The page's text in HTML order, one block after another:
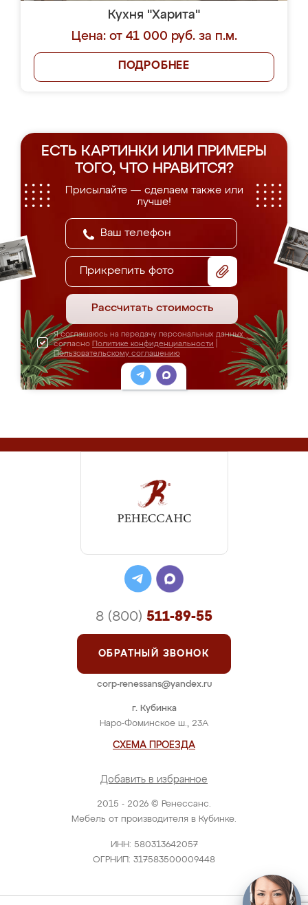
Кухня "Харита"
Цена: от 41 000 руб. за п.м.
ПОДРОБНЕЕ
ЕСТЬ КАРТИНКИ ИЛИ ПРИМЕРЫ
ТОГО, ЧТО НРАВИТСЯ?
Присылайте — сделаем также или
лучше!
Прикрепить фото
Рассчитать стоимость
Я соглашаюсь на передачу персональных данных
согласно Политике конфиденциальности
Пользовательскому соглашению
2015 - 2026 © Ренессанс.
Мебель от производителя в Кубинке.
ИНН: 580313642057
ОГРНИП: 317583500009448
г. Кубинка
Наро-Фоминское ш., 23А
СХЕМА ПРОЕЗДА
Добавить в избранное
8 (800) 511-89-55
ОБРАТНЫЙ ЗВОНОК
corp-renessans@yandex.ru